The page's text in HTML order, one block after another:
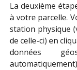
La deuxième
à votre parcelle.
station physique
de celle-ci) en
données